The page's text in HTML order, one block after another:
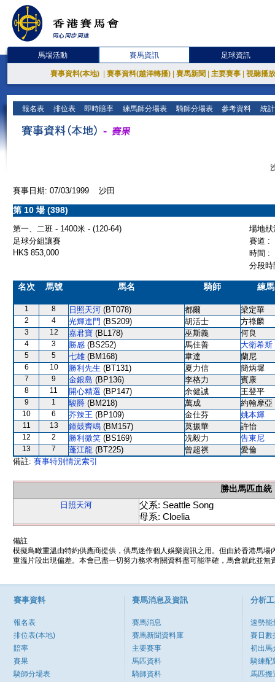
馬場活動 賽馬資訊 足球資訊
賽事資料(本地) 賽事資料(越洋轉播) 賽馬新聞 主要賽事 視聽播
報名表 排位表 即時賠率 練馬師分場表 騎師分場表 參考資料 統
賽事日期: 07/03/1999 沙田
第 10 場 (398)
第一、二班 - 1400米 - (120-64)
場地
足球分組讓賽
賽道 :
HK$ 853,000
時間 :
分段
名次 馬號 馬名 騎師 練
1 8 日照天河 (BT078) 都爾 梁定華
2 4 光輝進門 (BS209) 胡活士 方祿麟
3 12 嘉君寶 (BL178) 巫斯義 何良
4 3 勝感 (BS252) 馬佳善 大衛希斯
5 5 七雄 (BM168) 韋達 蘭尼
6 10 勝利先生 (BT131) 夏力信 簡炳墀
7 9 金銀島 (BP136) 李格力 賓康
8 11 開心精選 (BP147) 余健誠 王登平
9 1 駿爵 (BM218) 萬成 約翰摩亞
10 6 芥辣王 (BP109) 金仕芬 姚本輝
11 13 鐘鼓齊鳴 (BM157) 莫振華 許怡
12 2 勝利微笑 (BS169) 冼毅力 告東尼
13 7 蓬江龍 (BT225) 曾超祺
愛倫
備註: 賽事特別情況索引
勝出馬匹血統
日照天河
父系: Seattle Song
母系: Cloelia
備註
模擬鳥瞰重溫由特約供應商提供，供馬迷作個人娛樂資訊之用。但由於香港馬
重溫片段出現偏差。本會已盡一切努力務求有關資料盡可能準確，馬會就此並
賽事資料
報名表
排位表(本地)
賠率
賽果
騎師分場表
賽馬消息及資訊
賽馬消息
賽馬新聞資料庫
主要賽事
馬匹資料
騎師資料
分析
速勢能
賽日數
初出馬
騎練配
馬匹搬